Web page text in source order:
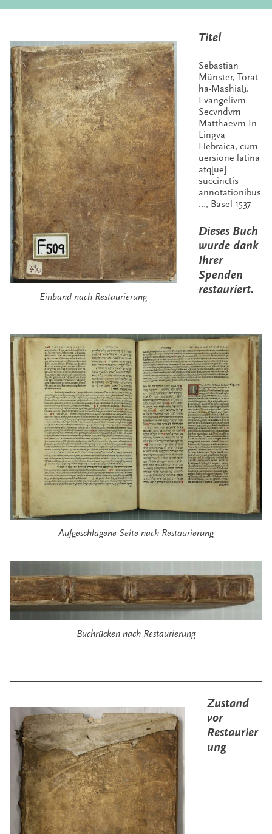
Einband nach Restaurierung
Aufgeschlagene Seite nach Restaurierung
Titel
Sebastian
Münster, Torat
ha-Mashiaḥ.
Evangelivm
Secvndvm
Matthaevm In
Lingva
Hebraica, cum
uersione latina
atq[ue]
succinctis
annotationibus
…, Basel 1537
Dieses Buch
wurde dank
Ihrer
Spenden
restauriert.
Buchrücken nach Restaurierung
Zustand
vor
Restaurier
ung